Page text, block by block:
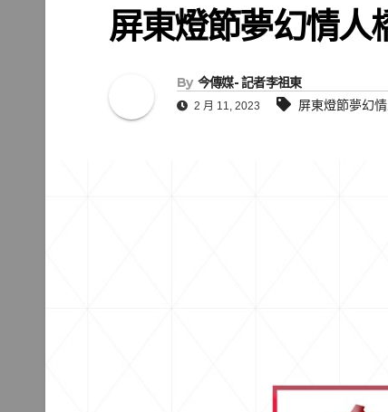
屏東燈節夢幻情人
By 今傳媒- 記者李祖東
2 月 11, 2023 屏東燈節夢幻